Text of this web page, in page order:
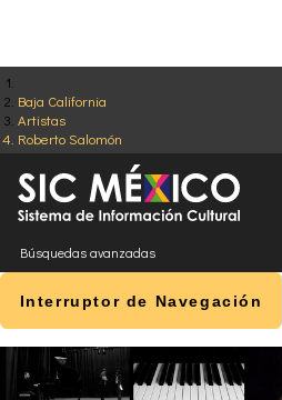
Baja California
Artistas
Roberto Salomón
Búsquedas avanzadas
Interruptor de Navegación